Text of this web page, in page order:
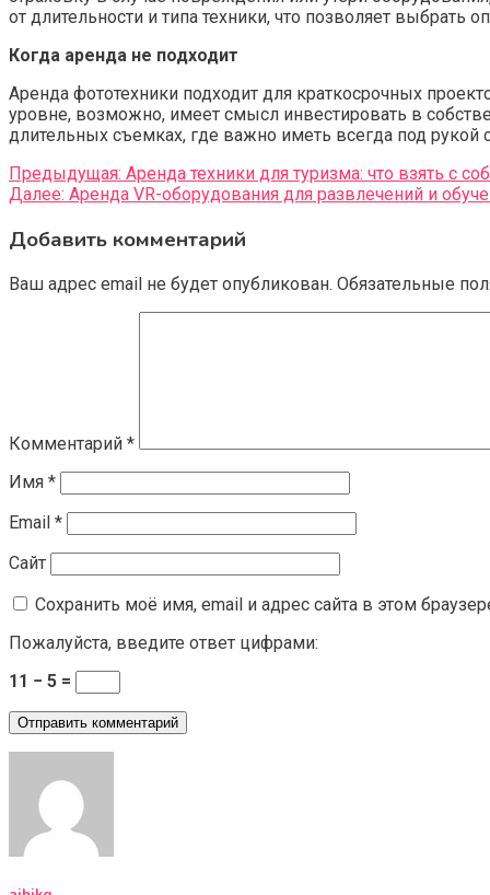
от длительности и типа техники, что позволяет выбрать
Когда аренда не подходит
Аренда фототехники подходит для краткосрочных
уровне, возможно, имеет смысл инвестировать в
длительных съемках, где важно иметь всегда под рукой
Навигация
по
записям
Предыдущая: Аренда техники для туризма: что взять с
Далее: Аренда VR-оборудования для развлечений и
Добавить комментарий
Ваш адрес email не будет опубликован. Обязательные
Комментарий *
Имя *
Email *
Сайт
Сохранить моё имя, email и адрес сайта в этом
Пожалуйста, введите ответ цифрами:
11 − 5 =